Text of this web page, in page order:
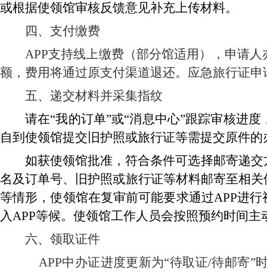
或根据使领馆审核反馈意见补充上传材料。
四、支付缴费
APP支持线上缴费（部分馆适用），申请
额，费用将通过原支付渠道退还。应急旅行证
五、递交材料并采集指纹
请在“我的订单”或“消息中心”跟踪审核进
自到使领馆提交旧护照或旅行证等需提交原件
如获使领馆批准，符合条件可选择邮寄递
名及订单号、旧护照或旅行证等材料邮寄至相
等情形，使领馆在复审前可能要求通过APP进
入APP等候。使领馆工作人员会按照预约时间主
六、领取证件
APP中办证进度更新为“待取证/待邮寄”